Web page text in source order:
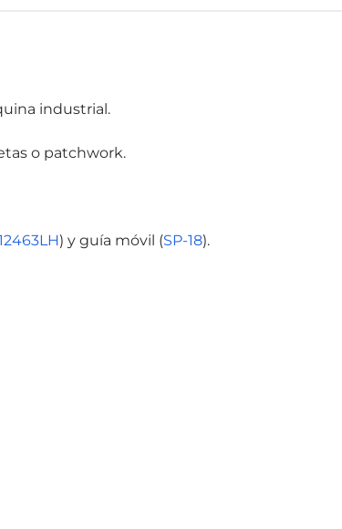
industrial.
o patchwork.
) y guía móvil (SP-18).